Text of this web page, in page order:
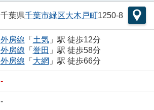
千葉県千葉市緑区大木戸町1250-8
外房線 「 土気」駅 徒歩12分
外房線 「 誉田 」駅 徒歩58分
外房線 「 大網 」駅 徒歩66分
-
-